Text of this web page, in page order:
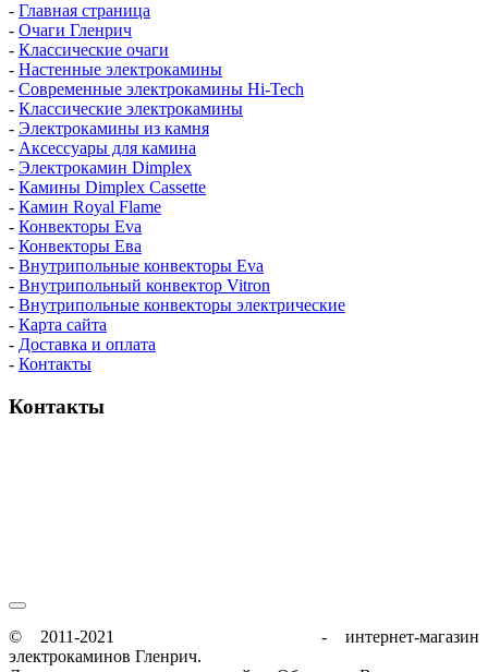
- Главная страница
- Очаги Гленрич
- Классические очаги
- Настенные электрокамины
- Современные электрокамины Hi-Tech
- Классические электрокамины
- Электрокамины из камня
- Аксессуары для камина
- Электрокамин Dimplex
- Камины Dimplex Cassette
- Камин Royal Flame
- Конвекторы Eva
- Конвекторы Ева
- Внутрипольные конвекторы Eva
- Внутрипольный конвектор Vitron
- Внутрипольные конвекторы электрические
- Карта сайта
- Доставка и оплата
- Контакты
Контакты
© 2011-2021
- интернет-магазин
электрокаминов Гленрич.